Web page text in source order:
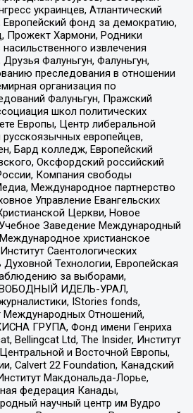
украинцев, Атлантический
Европейский фонд за демократию,
Прожект Хармони, Родники
извлечения
Фалуньгун, Фалуньгун,
преследования в отношении
организация по
Фалуньгун, Пражский
школ политических
Европы, Центр либеральной
европейцев,
Бард колледж, Европейский
Оксфордский российский
Компания свободы
Международное партнерство
Управление Евангельских
Церкви, Новое
Заведение Международный
христианское
Саентологических
Технологии, Европейская
за выборами,
ИДЕЛЬ-УРАЛ,
IStories fonds,
Международных Отношений,
ГРУПА, Фонд имени Генриха
Bellingcat Ltd, The Insider, Институт
и Восточной Европы,
Calvert 22 Foundation, Канадский
Макдональда-Лорье,
федерация Канады,
научный центр им Вудро